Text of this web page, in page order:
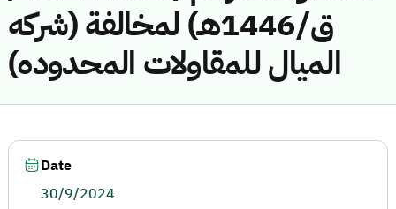
ق/1446هـ) لمخالفة (شركه
الميال للمقاولات المحدوده)
Date
30/9/2024